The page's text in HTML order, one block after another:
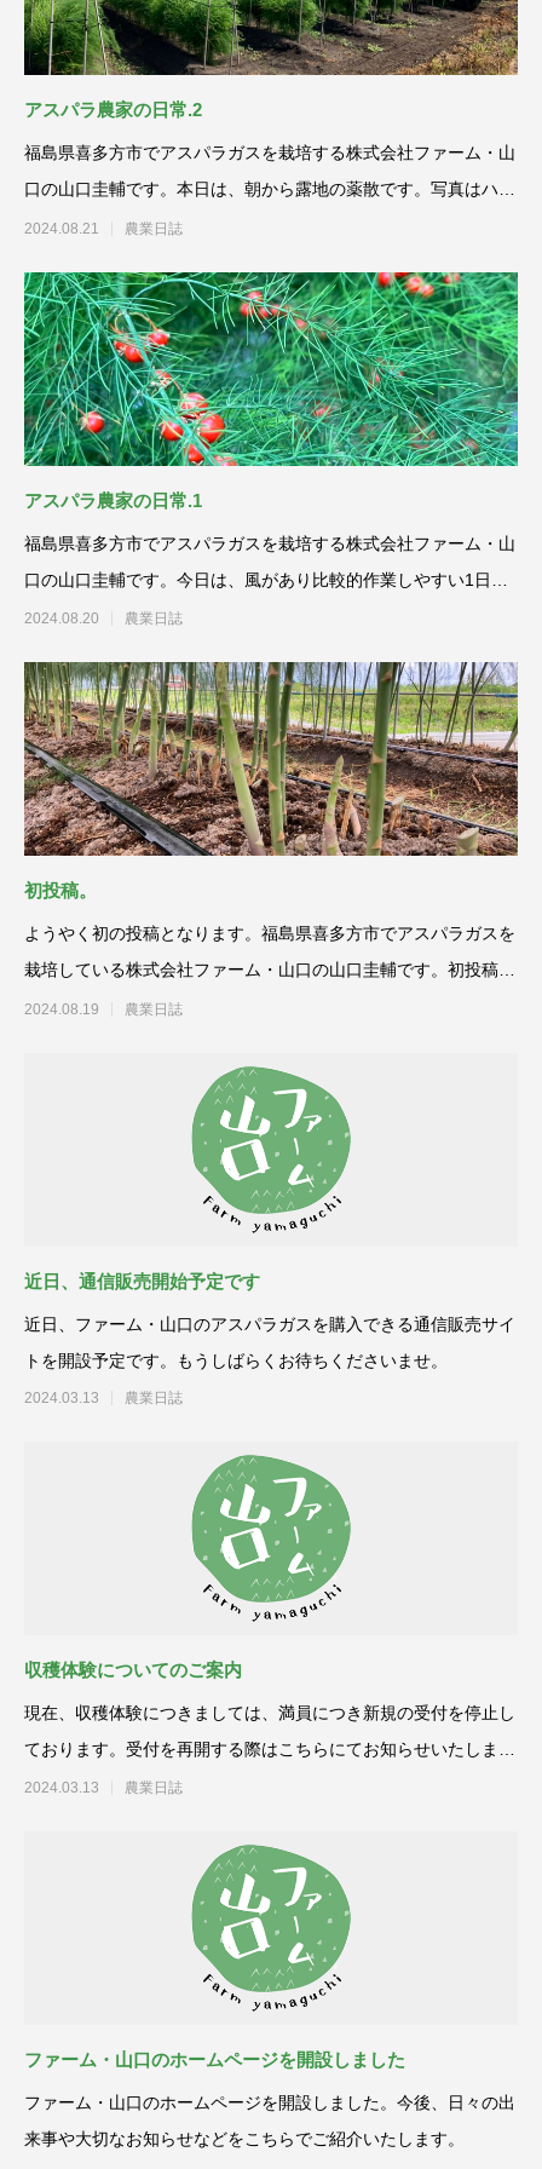
アスパラ農家の日常.2
福島県喜多方市でアスパラガスを栽培する株式会社ファーム・山
口の山口圭輔です。本日は、朝から露地の薬散です。写真はハイ
パーウェルカム（サカ
2024.08.21 農業日誌
アスパラ農家の日常.1
福島県喜多方市でアスパラガスを栽培する株式会社ファーム・山
口の山口圭輔です。今日は、風があり比較的作業しやすい1日で
した。この時期、
2024.08.20 農業日誌
初投稿。
ようやく初の投稿となります。福島県喜多方市でアスパラガスを
栽培している株式会社ファーム・山口の山口圭輔です。初投稿な
のですが…、あっ
2024.08.19 農業日誌
近日、通信販売開始予定です
近日、ファーム・山口のアスパラガスを購入できる通信販売サイ
トを開設予定です。もうしばらくお待ちくださいませ。
2024.03.13 農業日誌
収穫体験についてのご案内
現在、収穫体験につきましては、満員につき新規の受付を停止し
ております。受付を再開する際はこちらにてお知らせいたしま
す。
2024.03.13 農業日誌
ファーム・山口のホームページを開設しました
ファーム・山口のホームページを開設しました。今後、日々の出
来事や大切なお知らせなどをこちらでご紹介いたします。